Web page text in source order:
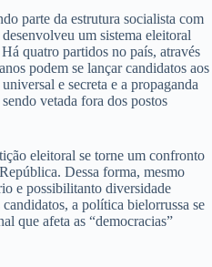
parte da estrutura socialista com
um sistema eleitoral
quatro partidos no país, através
podem se lançar candidatos aos
e secreta e a propaganda
vetada fora dos postos
eleitoral se torne um confronto
Dessa forma, mesmo
e possibilitanto diversidade
a política bielorrussa se
que afeta as “democracias”